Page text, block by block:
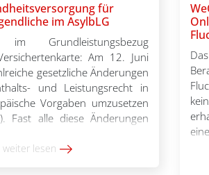
für
im AsylbLG
im Grundleistungsbezug
Am 12. Juni
gesetzliche Änderungen
und Leistungsrecht in
Vorgaben umzusetzen
Fast alle diese Änderungen
der sehr wenigen positiven
weiter lesen